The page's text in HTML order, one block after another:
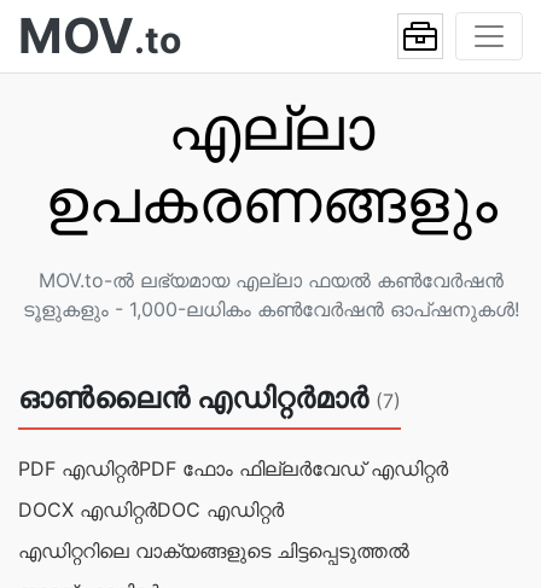
MOV.to
എല്ലാ
ഉപകരണങ്ങളും
MOV.to-ൽ ലഭ്യമായ എല്ലാ ഫയൽ കൺവേർഷൻ
ടൂളുകളും - 1,000-ലധികം കൺവേർഷൻ ഓപ്ഷനുകൾ!
ഓൺലൈൻ എഡിറ്റർമാർ (7)
PDF എഡിറ്റർPDF ഫോം ഫില്ലർവേഡ് എഡിറ്റർ
DOCX എഡിറ്റര്‍DOC എഡിറ്റര്‍
എഡിറ്ററിലെ വാക്യ‌‌ങ്ങളുടെ ചിട്ടപ്പെടുത്തല്‍